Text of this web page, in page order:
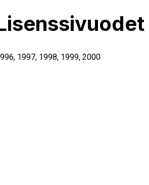
, 1997, 1998, 1999, 2000